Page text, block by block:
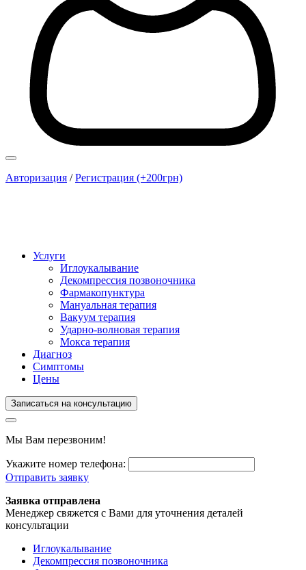
Авторизация /Регистрация (+200грн)
Услуги
Иглоукалывание
Декомпрессия позвоночника
Фармакопунктура
Мануальная терапия
Вакуум терапия
Ударно-волновая терапия
Мокса терапия
Диагноз
Симптомы
Цены
Записаться на консультацию
Мы Вам перезвоним!
Укажите номер телефона:
Отправить заявку
Заявка отправлена
Менеджер свяжется с Вами для уточнения деталей
консультации
Иглоукалывание
Декомпрессия позвоночника